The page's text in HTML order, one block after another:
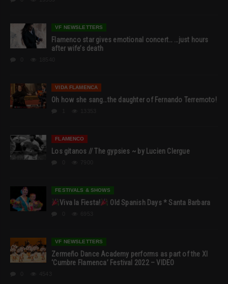
VF NEWSLETTERS
Flamenco star gives emotional concert… …just hours
after wife’s death
VIDA FLAMENCA
Oh how she sang…the daughter of Fernando Terremoto!
FLAMENCO
Los gitanos // The gypsies ~ by Lucien Clergue
FESTIVALS & SHOWS
Viva la Fiesta! Old Spanish Days * Santa Barbara
VF NEWSLETTERS
Zermeño Dance Academy performs as part of the XI
‘Cumbre Flamenca’ Festival 2022 – VIDEO